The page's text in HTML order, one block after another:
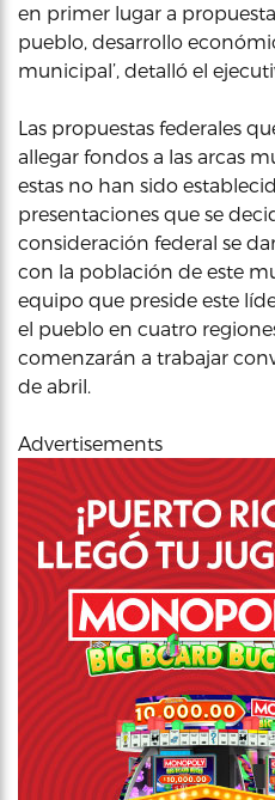
en primer lugar a
pueblo, desarrollo
municipal’, detalló el
Las propuestas federales
allegar fondos a las arcas
estas no han sido
presentaciones que se
consideración federal se
con la población de este
equipo que preside este
el pueblo en cuatro
comenzarán a trabajar
de abril.
Advertisements